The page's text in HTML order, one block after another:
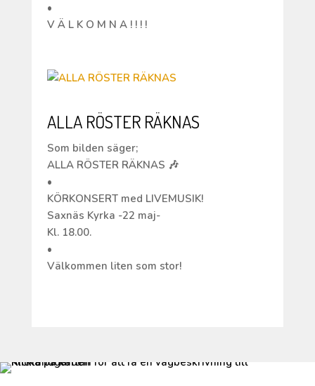
•
V Ä L K O M N A ! ! ! !
ALLA RÖSTER RÄKNAS
Som bilden säger;
ALLA RÖSTER RÄKNAS 🎶
•
KÖRKONSERT med LIVEMUSIK!
Saxnäs Kyrka -22 maj-
Kl. 18.00.
•
Välkommen liten som stor!